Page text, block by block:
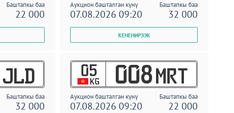
Баштапкы баа
22 000
Аукцион башталган күнү Баштапкы баа
07.08.2026 09:20 32 000
JLD
Баштапкы баа
32 000
05
KG 008 MRT
Аукцион башталган күнү Баштапкы баа
07.08.2026 09:20 22 000